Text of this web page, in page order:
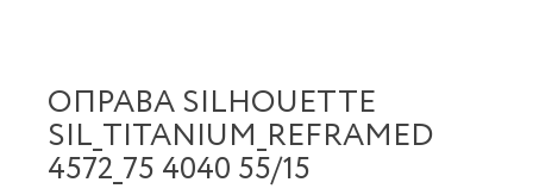
ОПРАВА SILHOUETTE
SIL_TITANIUM_REFRAMED
4572_75 4040 55/15